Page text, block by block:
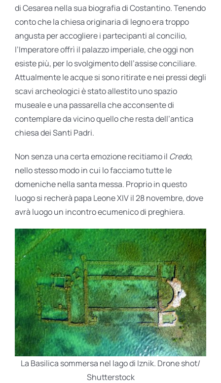
di Cesarea nella sua biografia di Costantino. Tenendo
conto che la chiesa originaria di legno era troppo
angusta per accogliere i partecipanti al concilio,
l’Imperatore offrì il palazzo imperiale, che oggi non
esiste più, per lo svolgimento dell’assise conciliare.
Attualmente le acque si sono ritirate e nei pressi degli
scavi archeologici è stato allestito uno spazio
museale e una passarella che acconsente di
contemplare da vicino quello che resta dell’antica
chiesa dei Santi Padri.
Non senza una certa emozione recitiamo il Credo,
nello stesso modo in cui lo facciamo tutte le
domeniche nella santa messa. Proprio in questo
luogo si recherà papa Leone XIV il 28 novembre, dove
avrà luogo un incontro ecumenico di preghiera.
La Basilica sommersa nel lago di Iznik. Drone shot/
Shutterstock